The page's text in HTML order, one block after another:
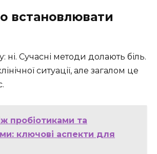
встановлювати
ні. Сучасні методи долають біль.
ситуації, але загалом це
пробіотиками та
ключові аспекти для